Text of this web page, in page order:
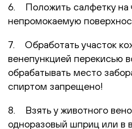
6. Положить салфетку на
непромокаемую
7. Обработать участок
венепункцией перекисью
обрабатывать место
спиртом запрещено!
8. Взять у животного
одноразовый шприц или в